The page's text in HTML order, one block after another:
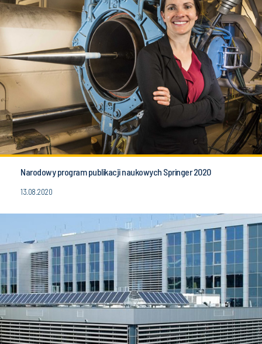
Narodowy program publikacji naukowych Springer 2020
13.08.2020